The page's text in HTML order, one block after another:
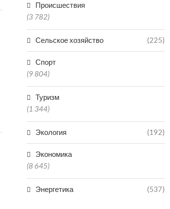
Происшествия
(3 782)
Сельское хозяйство (225)
Спорт
(9 804)
Туризм
(1 344)
Экология (192)
Экономика
(8 645)
Энергетика (537)